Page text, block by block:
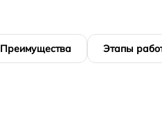
Преимущества Этапы